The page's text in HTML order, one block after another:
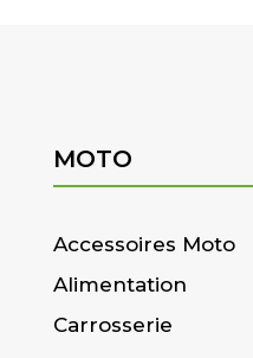
MOTO
Accessoires Moto
Alimentation
Carrosserie